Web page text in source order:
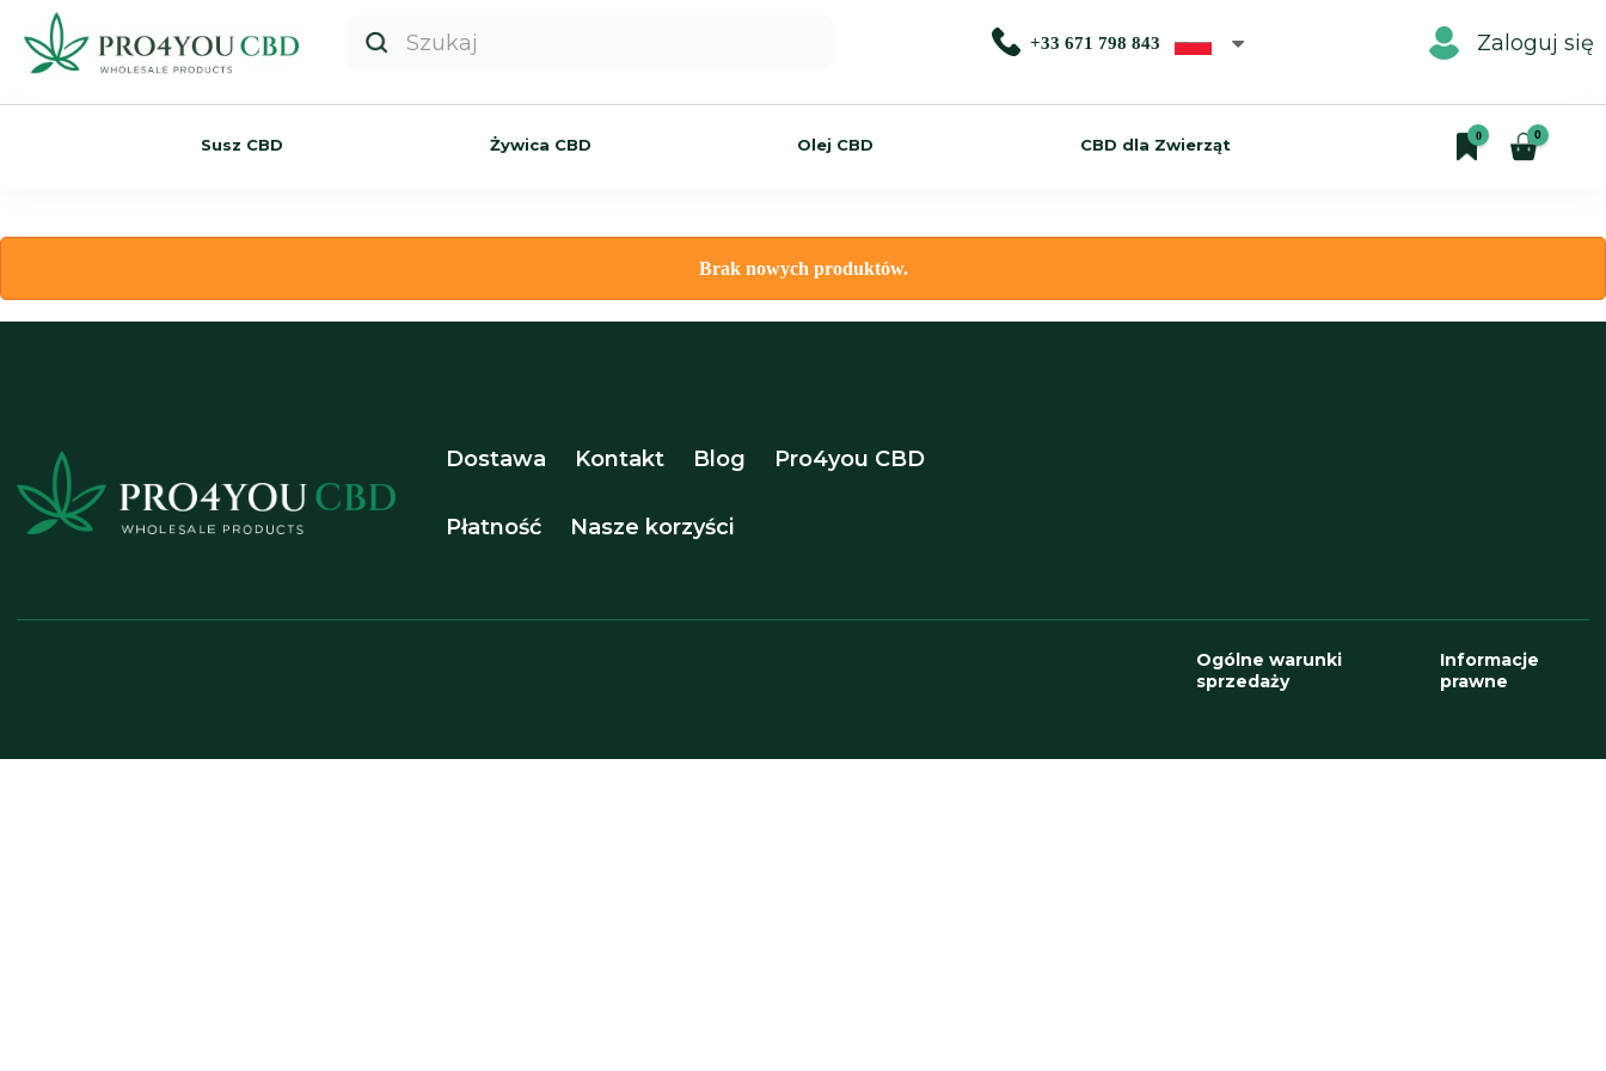
+33 671 798 843 Zaloguj się
0
Susz CBD Żywica CBD Olej CBD CBD dla Zwierząt
0
Brak nowych produktów.
Dostawa Kontakt Blog Pro4you CBD
Płatność Nasze korzyści
Ogólne warunki
sprzedaży
Informacje
prawne